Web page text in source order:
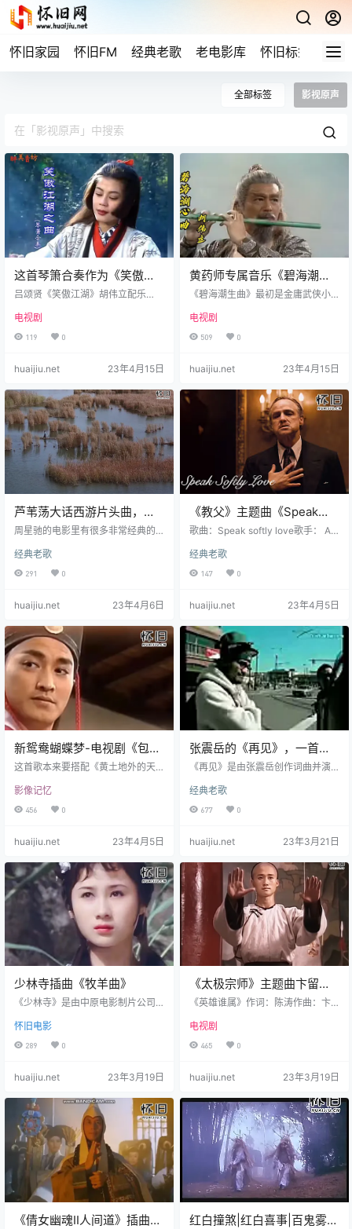
怀旧家园 怀旧FM 经典老歌 老电影库 怀旧标签 网
全部标签 影视原声
这首琴箫合奏作为《笑傲江
湖》配乐，至今已成绝响
吕颂贤《笑傲江湖》胡伟立配乐
电视剧
119 0
huaijiu.net 23年4月15日
黄药师专属音乐《碧海潮生
曲》
《碧海潮生曲》最初是金庸武侠小
绝」之一「东邪」黄药师所创的武
功乐曲。原书并无词，音乐软件中
邪」黄药师精通“琴、棋、书、画、
自创的这首《碧海潮生曲》，表面
上听似模仿大海潮浪之声，其实内
藏极高度致命武功，声情致飘忽，
缠绵宛转，若在无防备之下聆听则
难以自制，不住手舞足蹈，胡乱抓
电视剧
509 0
huaijiu.net 23年4月15日
芦苇荡大话西游片头曲，十
多年后周星驰仍在使用
周星驰的电影里有很多非常经典的
配乐烘托气氛，周星驰的电影至少
要失色三分。 以《大话西游》为
例，大家最熟悉的肯定是《小刀会
子，用照妖镜照出猴脸时的背景音
的唢呐竟可以如此气势磅礴。 周星
驰对《小刀会序曲》的喜爱是毋庸
置疑的，他在《功夫》、《西游降
魔篇》等多部电影里都使用了它。
观众一听到《小刀会序曲》，就知
道电影最…
经典老歌
291 0
huaijiu.net 23年4月6日
《教父》主题曲《Speak
softly love》，温柔的男
歌曲：Speak softly love歌手： An
童音乐《Speak softly love》是由A
ndy Williams演唱的一首歌曲，中文
译名《温柔的倾述》，收录于《The
是电影《教父》的主题曲。
经典老歌
147 0
huaijiu.net 23年4月5日
新鸳鸯蝴蝶梦-电视剧《包青
天》片尾曲-何家劲
这首歌本来要搭配《黄土地外的天
于是黄安在上格的经纪人就联络了
《大成报》的编辑高艾伦，高艾伦
听说之后立即说她老公赵大深手里
能否当作该剧的主题曲，黄安一听
这首歌就成了93版《包青天》的片
尾曲。《新鸳鸯蝴蝶梦》是1993年
台湾电视剧《包青天》的主题曲，
也是1991年电影《剑霸天下》（又
名：古今鸳鸯剑）的主题曲，由黄…
影像记忆
456 0
huaijiu.net 23年4月5日
张震岳的《再见》，一首很
好听的经典歌曲，充满怀念
《再见》是由张震岳创作词曲并演
月8日发行的专辑《再见》。2010
年12月，该曲入选LOVE RADIO“新
世纪十年十大华语情歌”20强。200
并全身心奔波于各个地方举行自己
期，他发行了单曲《再见》。张震
岳在这首歌曲中运用了摇滚编曲，
并且还用重金属乐器当伴奏。 而该
曲的旋律则是根据张震岳的父母常
弹唱的少数民…
经典老歌
677 0
huaijiu.net 23年3月21日
少林寺插曲《牧羊曲》
《少林寺》是由中原电影制片公司
导，薛后、卢兆璋编剧，李连杰、
于海、丁岚、计春华、于承惠联袂
曲，由王立平创作词曲，收录于专
年，该曲提名新时代国际电影节新
中国成立70周年全国十佳电影金曲
奖 。该片讲述的是隋唐年间，著名
武术家神腿张抗暴助义，遭王仁则
陷杀，其子小虎幸被少林武僧昙宗
救出，…
怀旧电影
289 0
huaijiu.net 23年3月19日
《太极宗师》主题曲卞留念
《英雄谁属》音乐
《英雄谁属》作词：陈涛作曲：卞
内地武侠电视剧《太极宗师》的主
题曲、片头曲 《太极宗师》是张鑫
洁玫等联袂主演的古装动作电视
“杨露禅”为原型，讲述了一位自幼喜
爱习武的年青人杨昱乾被太极高手
村长陈正英破例正式收乾为徒的故
事。该剧于1997年播出。 天已暮 月
如初 千里江川 任我飞渡 歌…
电视剧
465 0
huaijiu.net 23年3月19日
《倩女幽魂II人间道》插曲
红白撞煞|红白喜事|百鬼雾